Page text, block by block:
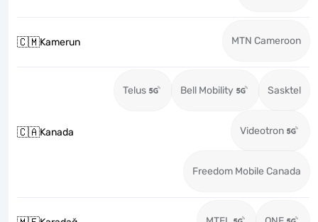
🇨🇲Kamerun MTN Cameroon
🇨🇦Kanada
Telus Bell Mobility Sasktel
Videotron
Freedom Mobile Canada